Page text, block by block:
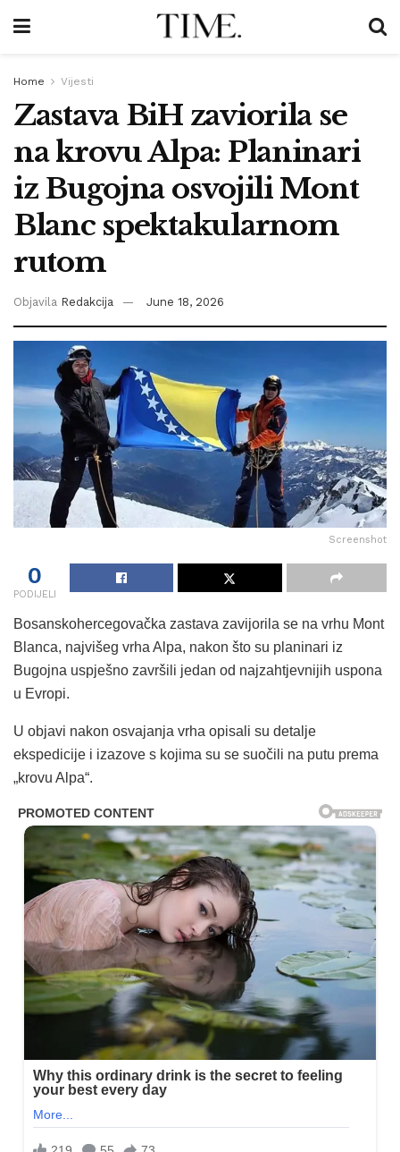
Home Vijesti
Zastava BiH zaviorila se
na krovu Alpa: Planinari
iz Bugojna osvojili Mont
Blanc spektakularnom
rutom
Objavila Redakcija June 18, 2026
Screenshot
0
PODIJELI
Bosanskohercegovačka zastava zavijorila se na vrhu Mont
Blanca, najvišeg vrha Alpa, nakon što su planinari iz
Bugojna uspješno završili jedan od najzahtjevnijih uspona
u Evropi.
U objavi nakon osvajanja vrha opisali su detalje
ekspedicije i izazove s kojima su se suočili na putu prema
„krovu Alpa“.